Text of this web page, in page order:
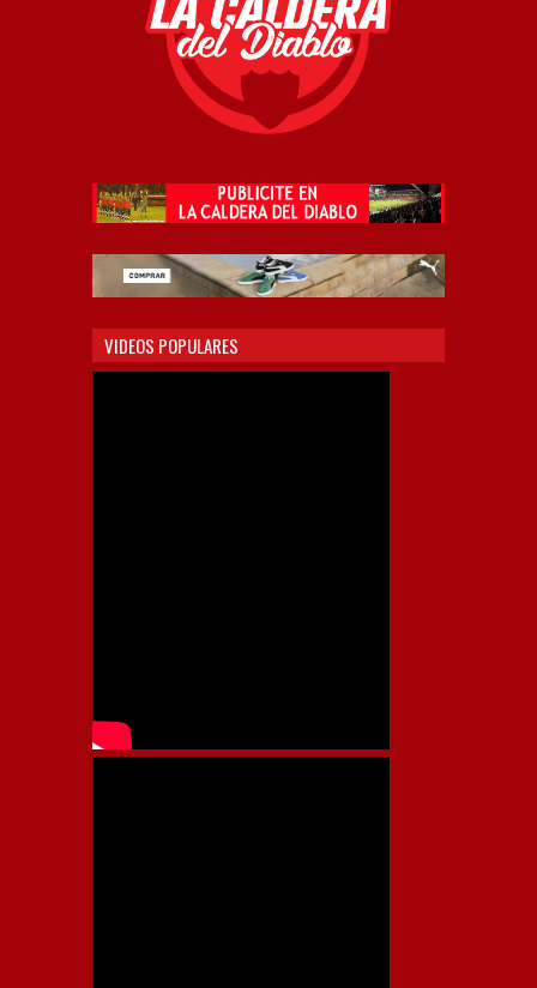
VIDEOS POPULARES